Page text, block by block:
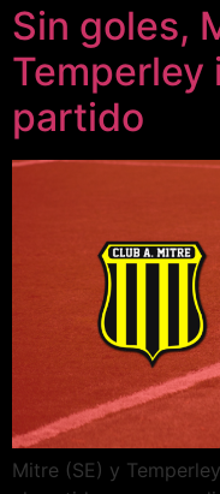
Sin goles,
Temperley
partido
Mitre (SE) y